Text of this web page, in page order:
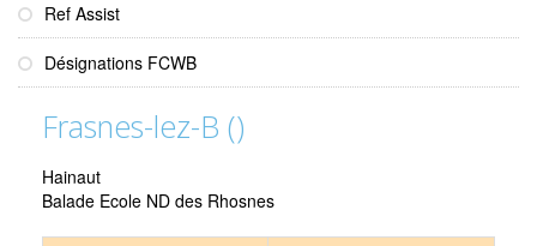
Ref Assist
Désignations FCWB
Frasnes-lez-B ()
Hainaut
Balade Ecole ND des Rhosnes